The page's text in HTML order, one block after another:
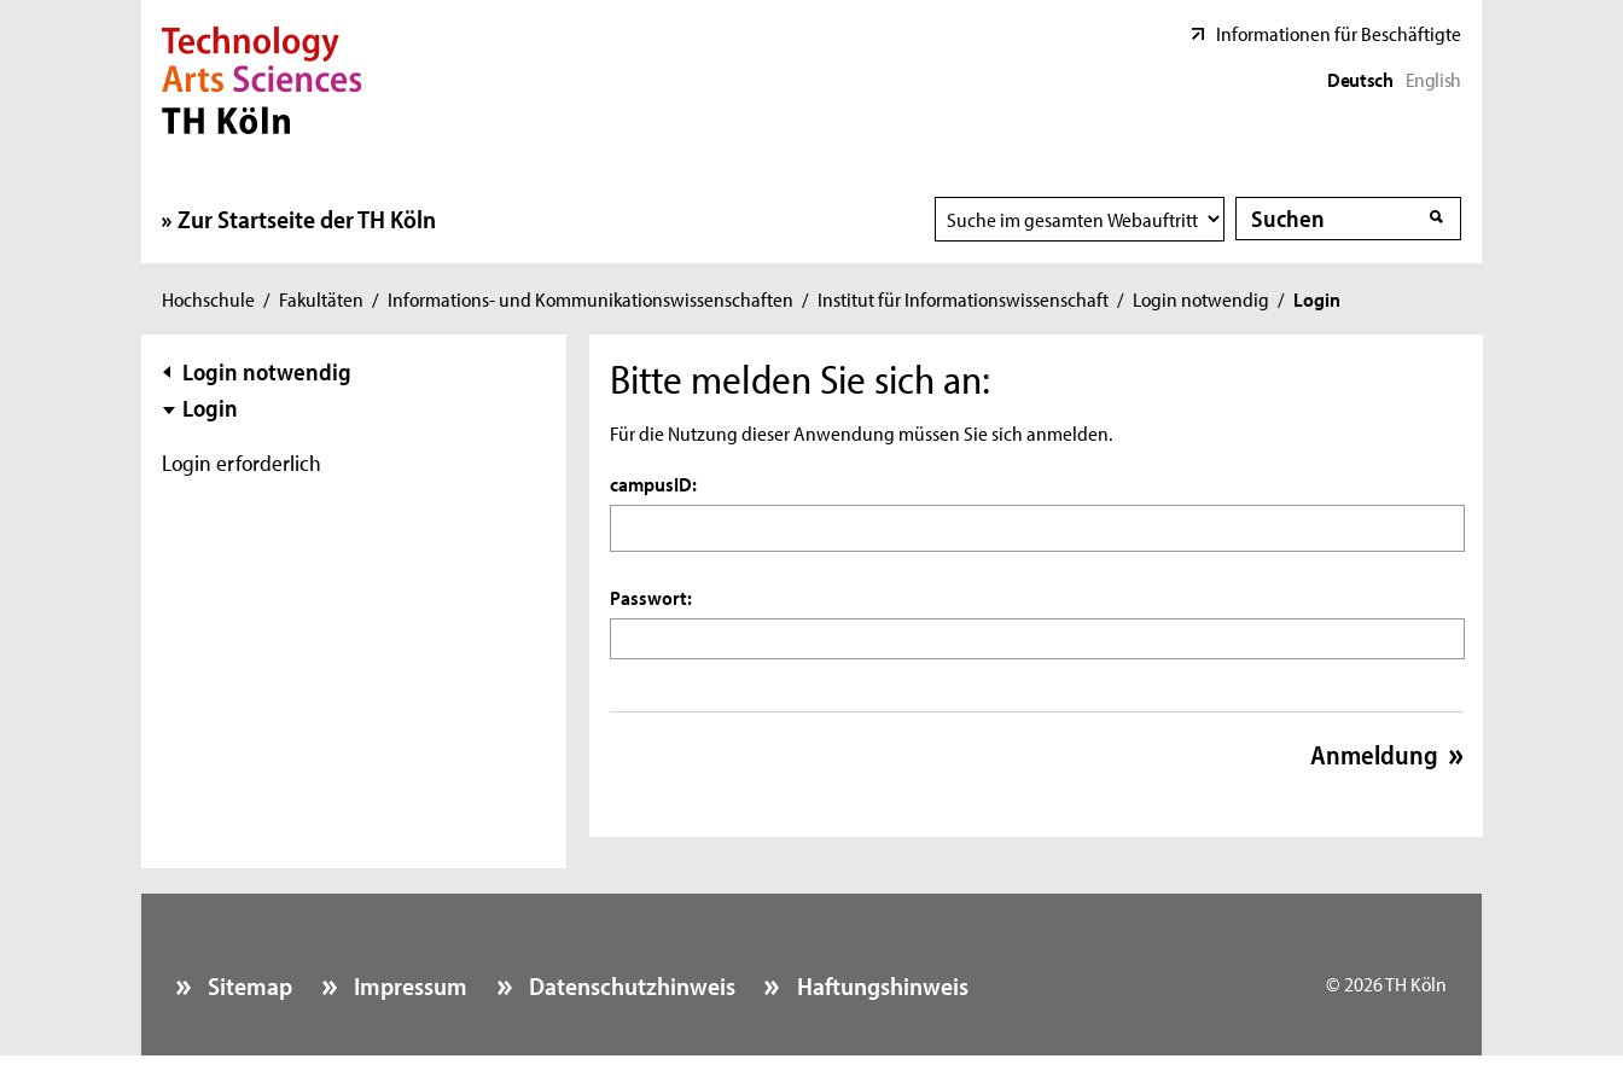
Direkt zur Hauptnavigation
Direkt zur Subnavigation
Direkt zum Inhalt
Direkt zum Fußbereich
Informationen für Beschäftigte
Deutsch English
Zur Startseite der TH Köln
Suchbereich
wählen
Suche
Suche
Sie
hier:
Hochschule / Fakultäten / Informations- und Kommunikationswissenschaften / Institut für Informationswissenschaft / Login notwendig / Login
Subnavigation
Login notwendig
Login
Login erforderlich
Bitte melden Sie sich an:
Für die Nutzung dieser Anwendung müssen Sie sich anmelden.
campusID:
Passwort:
Sitemap Impressum Datenschutzhinweis Haftungshinweis © 2026 TH Köln